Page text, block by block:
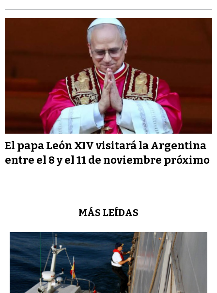
El papa León XIV visitará la Argentina
entre el 8 y el 11 de noviembre próximo
MÁS LEÍDAS